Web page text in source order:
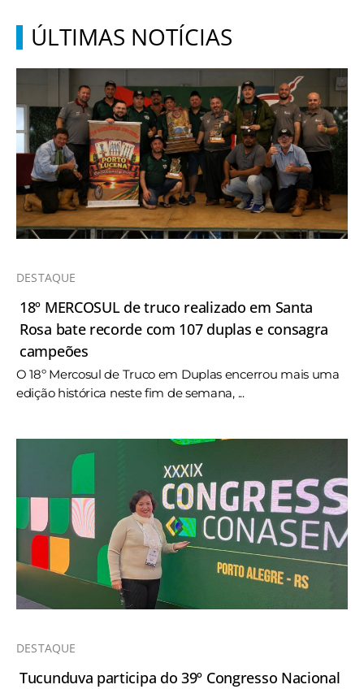
ÚLTIMAS NOTÍCIAS
DESTAQUE
18º MERCOSUL de truco realizado em Santa
Rosa bate recorde com 107 duplas e consagra
campeões
O 18º Mercosul de Truco em Duplas encerrou mais uma
edição histórica neste fim de semana, ...
DESTAQUE
Tucunduva participa do 39º Congresso Nacional